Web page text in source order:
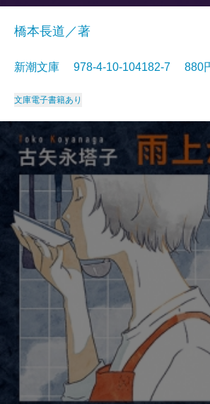
橋本長道／著
新潮文庫 978-4-10-104182-7 880
文庫電子書籍あり